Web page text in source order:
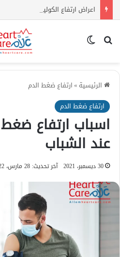
بحث عن
الرئيسية »ارتفاع ضغط الدم
ارتفاع ضغط الدم
اسباب ارتفاع
عند الشباب
30 ديسمبر، 2021 آخر تحديث: 28 مارس، 2022